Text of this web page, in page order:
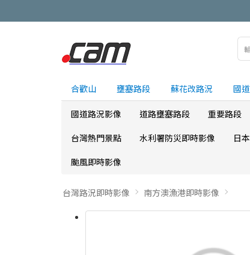
合歡山 壅塞路段 蘇花改路況 國
國道路況影像 道路壅塞路段 重要路段
台灣熱門景點
水利署防災即時影像 日
颱風即時影像
台灣路況即時影像 南方澳漁港即時影像